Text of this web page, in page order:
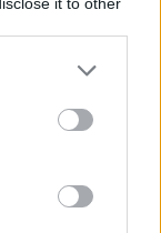
more Google
may click to
party tags to
below Google